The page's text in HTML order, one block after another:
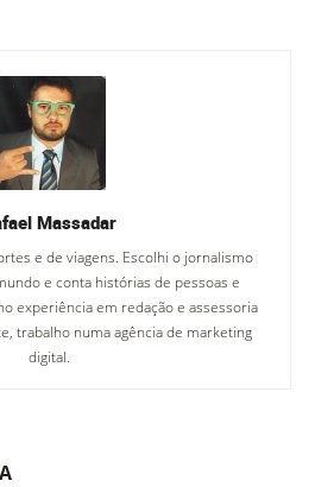
Massadar
e de viagens. Escolhi o jornalismo
e conta histórias de pessoas e
experiência em redação e assessoria
trabalho numa agência de marketing
digital.